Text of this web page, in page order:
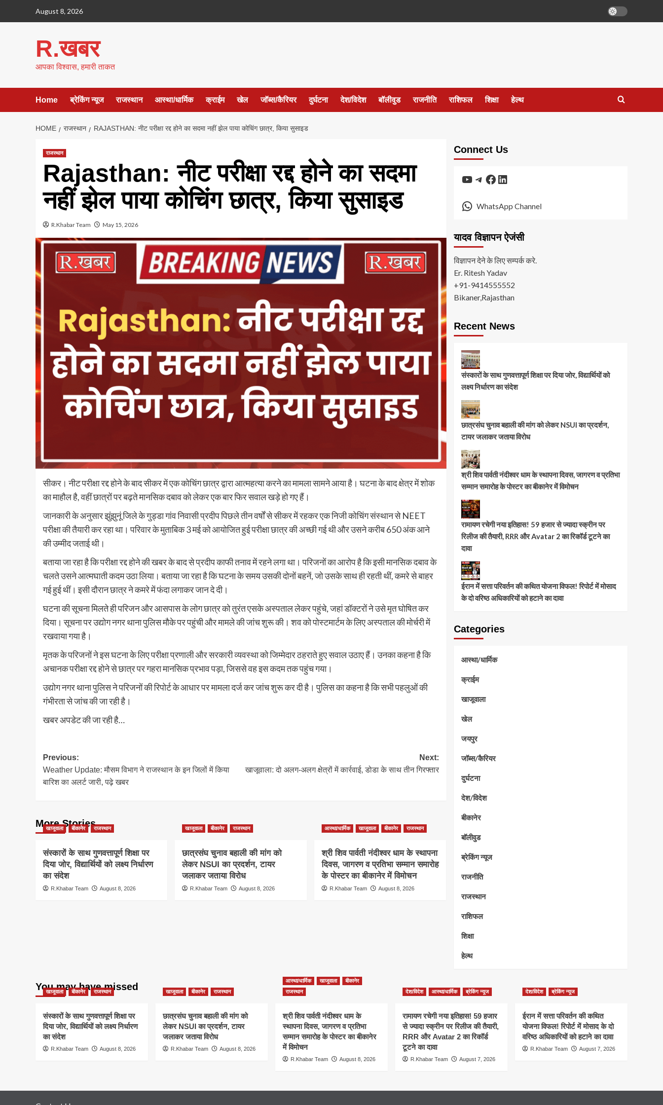
August 8, 2026
R.खबर
आपका विश्वास, हमारी ताकत
Home ब्रेकिंग न्यूज राजस्थान आस्था/धार्मिक क्राईम खेल जॉब्स/कैरियर दुर्घटना देश/विदेश बॉलीवुड राजनीति राशिफल शिक्षा हेल्थ
HOME राजस्थान RAJASTHAN: नीट परीक्षा रद्द होने का सदमा नहीं झेल पाया कोचिंग छात्र, किया सुसाइड
राजस्थान
Rajasthan: नीट परीक्षा रद्द होने का सदमा
नहीं झेल पाया कोचिंग छात्र, किया सुसाइड
R.Khabar Team May 15, 2026
सीकर। नीट परीक्षा रद्द होने के बाद सीकर में एक कोचिंग छात्र द्वारा आत्महत्या करने का मामला सामने आया है। घटना के बाद क्षेत्र में शोक
का माहौल है, वहीं छात्रों पर बढ़ते मानसिक दबाव को लेकर एक बार फिर सवाल खड़े हो गए हैं।
जानकारी के अनुसार झुंझुनूं जिले के गुड्डा गांव निवासी प्रदीप पिछले तीन वर्षों से सीकर में रहकर एक निजी कोचिंग संस्थान से NEET
परीक्षा की तैयारी कर रहा था। परिवार के मुताबिक 3 मई को आयोजित हुई परीक्षा छात्र की अच्छी गई थी और उसने करीब 650 अंक आने
की उम्मीद जताई थी।
बताया जा रहा है कि परीक्षा रद्द होने की खबर के बाद से प्रदीप काफी तनाव में रहने लगा था। परिजनों का आरोप है कि इसी मानसिक दबाव के
चलते उसने आत्मघाती कदम उठा लिया। बताया जा रहा है कि घटना के समय उसकी दोनों बहनें, जो उसके साथ ही रहती थीं, कमरे से बाहर
गई हुई थीं। इसी दौरान छात्र ने कमरे में फंदा लगाकर जान दे दी।
घटना की सूचना मिलते ही परिजन और आसपास के लोग छात्र को तुरंत एसके अस्पताल लेकर पहुंचे, जहां डॉक्टरों ने उसे मृत घोषित कर
दिया। सूचना पर उद्योग नगर थाना पुलिस मौके पर पहुंची और मामले की जांच शुरू की। शव को पोस्टमार्टम के लिए अस्पताल की मोर्चरी में
रखवाया गया है।
मृतक के परिजनों ने इस घटना के लिए परीक्षा प्रणाली और सरकारी व्यवस्था को जिम्मेदार ठहराते हुए सवाल उठाए हैं। उनका कहना है कि
अचानक परीक्षा रद्द होने से छात्र पर गहरा मानसिक प्रभाव पड़ा, जिससे वह इस कदम तक पहुंच गया।
उद्योग नगर थाना पुलिस ने परिजनों की रिपोर्ट के आधार पर मामला दर्ज कर जांच शुरू कर दी है। पुलिस का कहना है कि सभी पहलुओं की
गंभीरता से जांच की जा रही है।
खबर अपडेट की जा रही है…
Post
navigation
Previous:
Weather Update: मौसम विभाग ने राजस्थान के इन जिलों में किया
बारिश का अलर्ट जारी, पढ़े खबर
Next:
खाजूवाला: दो अलग-अलग क्षेत्रों में कार्रवाई, डोडा के साथ तीन गिरफ्तार
More Stories
खाजूवाला बीकानेर राजस्थान
संस्कारों के साथ गुणवत्तापूर्ण शिक्षा पर
दिया जोर, विद्यार्थियों को लक्ष्य निर्धारण
का संदेश
R.Khabar Team August 8, 2026
खाजूवाला बीकानेर राजस्थान
छात्रसंघ चुनाव बहाली की मांग को
लेकर NSUI का प्रदर्शन, टायर
जलाकर जताया विरोध
R.Khabar Team August 8, 2026
आस्था/धार्मिक खाजूवाला बीकानेर राजस्थान
श्री शिव पार्वती नंदीश्वर धाम के स्थापना
दिवस, जागरण व प्रतिभा सम्मान समारोह
के पोस्टर का बीकानेर में विमोचन
R.Khabar Team August 8, 2026
Connect Us
YouTube
Telegram
Facebook
LinkedIn
WhatsApp Channel
यादव विज्ञापन ऐजंसी
विज्ञापन देने के लिए सम्पर्क करे.
Er. Ritesh Yadav
+91-9414555552
Bikaner,Rajasthan
Recent News
संस्कारों के साथ गुणवत्तापूर्ण शिक्षा पर दिया जोर, विद्यार्थियों को
लक्ष्य निर्धारण का संदेश
छात्रसंघ चुनाव बहाली की मांग को लेकर NSUI का प्रदर्शन,
टायर जलाकर जताया विरोध
श्री शिव पार्वती नंदीश्वर धाम के स्थापना दिवस, जागरण व प्रतिभा
सम्मान समारोह के पोस्टर का बीकानेर में विमोचन
रामायण रचेगी नया इतिहास! 59 हजार से ज्यादा स्क्रीन पर
रिलीज की तैयारी, RRR और Avatar 2 का रिकॉर्ड टूटने का
दावा
ईरान में सत्ता परिवर्तन की कथित योजना विफल! रिपोर्ट में मोसाद
के दो वरिष्ठ अधिकारियों को हटाने का दावा
Categories
आस्था/धार्मिक
क्राईम
खाजूवाला
खेल
जयपुर
जॉब्स/कैरियर
दुर्घटना
देश/विदेश
बीकानेर
बॉलीवुड
ब्रेकिंग न्यूज
राजनीति
राजस्थान
राशिफल
शिक्षा
हेल्थ
You may have missed
खाजूवाला बीकानेर राजस्थान
संस्कारों के साथ गुणवत्तापूर्ण शिक्षा पर
दिया जोर, विद्यार्थियों को लक्ष्य निर्धारण
का संदेश
R.Khabar Team August 8, 2026
खाजूवाला बीकानेर राजस्थान
छात्रसंघ चुनाव बहाली की मांग को
लेकर NSUI का प्रदर्शन, टायर
जलाकर जताया विरोध
R.Khabar Team August 8, 2026
आस्था/धार्मिक खाजूवाला
बीकानेर
राजस्थान
श्री शिव पार्वती नंदीश्वर धाम के
स्थापना दिवस, जागरण व प्रतिभा
सम्मान समारोह के पोस्टर का बीकानेर
में विमोचन
R.Khabar Team August 8, 2026
देश/विदेश आस्था/धार्मिक ब्रेकिंग न्यूज
रामायण रचेगी नया इतिहास! 59 हजार
से ज्यादा स्क्रीन पर रिलीज की तैयारी,
RRR और Avatar 2 का रिकॉर्ड
टूटने का दावा
R.Khabar Team August 7, 2026
देश/विदेश ब्रेकिंग न्यूज
ईरान में सत्ता परिवर्तन की कथित
योजना विफल! रिपोर्ट में मोसाद के दो
वरिष्ठ अधिकारियों को हटाने का दावा
R.Khabar Team August 7, 2026